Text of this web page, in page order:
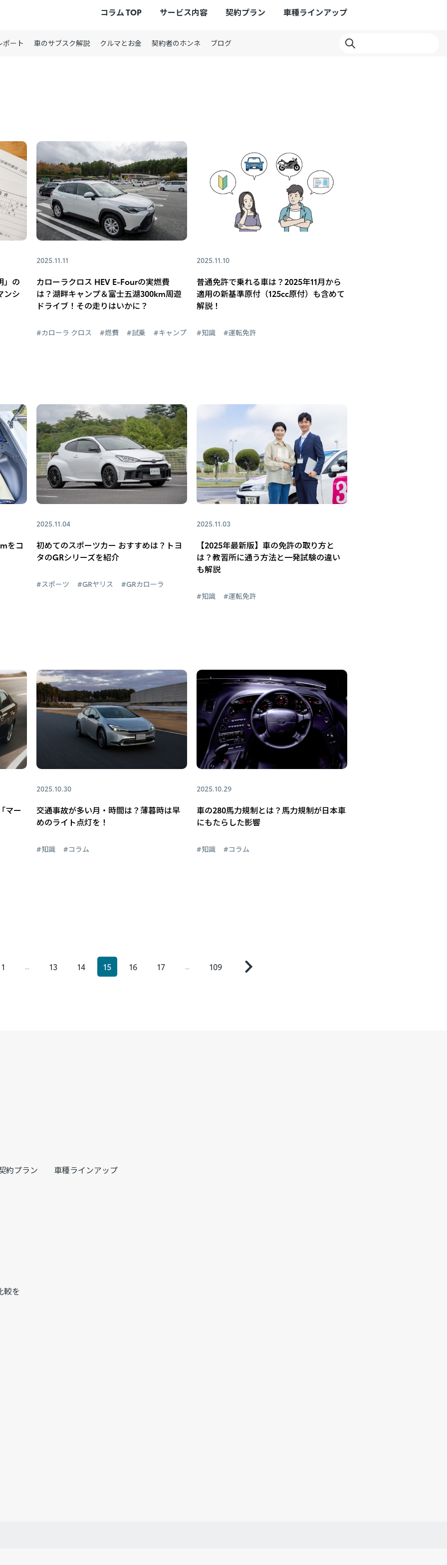
コラム TOP サービス内容 契約プラン 車種ラインアップ
ポート 車のサブスク解説 クルマとお金 契約者のホンネ ブログ
」の
ンシ
2025.11.11
カローラクロス HEV E-Fourの実燃費
は？湖畔キャンプ＆富士五湖300km周遊
ドライブ！その走りはいかに？
#カローラ クロス #燃費 #試乗 #キャンプ
2025.11.10
普通免許で乗れる車は？2025年11月から
適用の新基準原付（125cc原付）も含めて
解説！
#知識 #運転免許
をコ
2025.11.04
初めてのスポーツカー おすすめは？トヨ
タのGRシリーズを紹介
#スポーツ #GRヤリス #GRカローラ
2025.11.03
【2025年最新版】車の免許の取り方と
は？教習所に通う方法と一発試験の違い
も解説
#知識 #運転免許
マー
2025.10.30
交通事故が多い月・時間は？薄暮時は早
めのライト点灯を！
#知識 #コラム
2025.10.29
車の280馬力規制とは？馬力規制が日本車
にもたらした影響
#知識 #コラム
1 ... 13 14 15 16 17 ... 109
約プラン 車種ラインアップ
較を